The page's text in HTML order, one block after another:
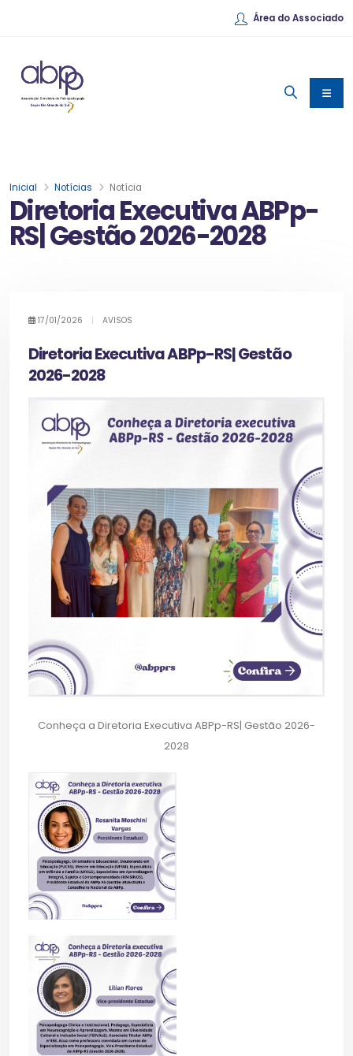
Área do Associado
Diretoria Executiva ABPp-
RS| Gestão 2026-2028
Inicial Notícias Notícia
17/01/2026 AVISOS
Diretoria Executiva ABPp-RS| Gestão
2026-2028
Conheça a Diretoria Executiva ABPp-RS| Gestão 2026-
2028